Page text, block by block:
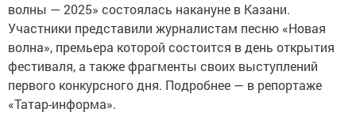
волны — 2025» состоялась накануне в Казани.
Участники представили журналистам песню «Новая
волна», премьера которой состоится в день открытия
фестиваля, а также фрагменты своих выступлений
первого конкурсного дня. Подробнее — в репортаже
«Татар-информа».